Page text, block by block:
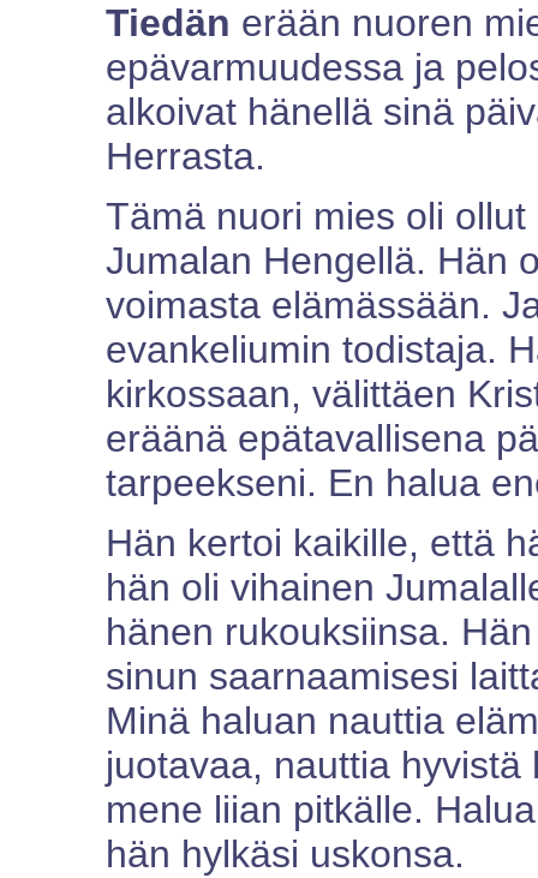
Tiedän erään nuoren
epävarmuudessa ja
alkoivat hänellä sinä
Herrasta.
Tämä nuori mies oli
Jumalan Hengellä. Hän
voimasta elämässään.
evankeliumin todistaja.
kirkossaan, välittäen
eräänä epätavallisena
tarpeekseni. En halua
Hän kertoi kaikille, että
hän oli vihainen
hänen rukouksiinsa.
sinun saarnaamisesi
Minä haluan nauttia
juotavaa, nauttia
mene liian pitkälle.
hän hylkäsi uskonsa.